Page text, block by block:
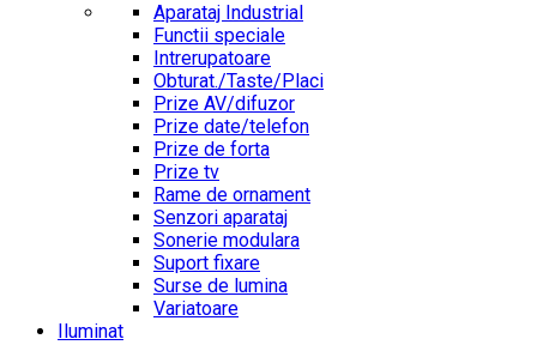
Aparataj Industrial
Functii speciale
Intrerupatoare
Obturat./Taste/Placi
Prize AV/difuzor
Prize date/telefon
Prize de forta
Prize tv
Rame de ornament
Senzori aparataj
Sonerie modulara
Suport fixare
Surse de lumina
Variatoare
Iluminat